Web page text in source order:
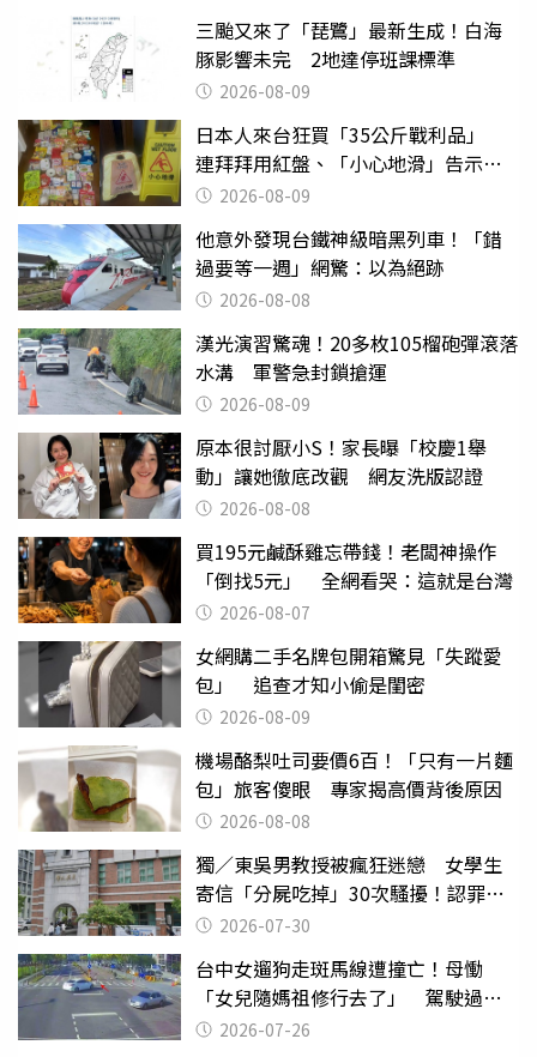
三颱又來了「琵鷺」最新生成！白海
豚影響未完 2地達停班課標準
2026-08-09
日本人來台狂買「35公斤戰利品」
連拜拜用紅盤、「小心地滑」告示牌
也帶回家
2026-08-09
他意外發現台鐵神級暗黑列車！「錯
過要等一週」網驚：以為絕跡
2026-08-08
漢光演習驚魂！20多枚105榴砲彈滾落
水溝 軍警急封鎖搶運
2026-08-09
原本很討厭小S！家長曝「校慶1舉
動」讓她徹底改觀 網友洗版認證
2026-08-08
買195元鹹酥雞忘帶錢！老闆神操作
「倒找5元」 全網看哭：這就是台灣
2026-08-07
女網購二手名牌包開箱驚見「失蹤愛
包」 追查才知小偷是閨密
2026-08-09
機場酪梨吐司要價6百！「只有一片麵
包」旅客傻眼 專家揭高價背後原因
2026-08-08
獨／東吳男教授被瘋狂迷戀 女學生
寄信「分屍吃掉」30次騷擾！認罪免
關 2026-07-30
台中女遛狗走斑馬線遭撞亡！母慟
「女兒隨媽祖修行去了」 駕駛過失
致死判9月
2026-07-26